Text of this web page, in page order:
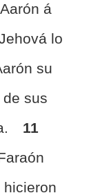
á
lo
su
sus
11